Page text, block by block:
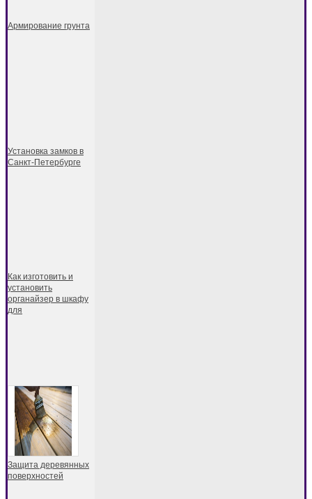
Армирование грунта
Установка замков в
Санкт-Петербурге
Как изготовить и
установить
органайзер в шкафу
для
Защита деревянных
поверхностей